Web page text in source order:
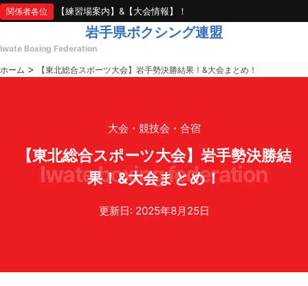
関係者各位 【練習場案内】&【大会情報】！
岩手県ボクシング連盟
Iwate Boxing Federation
ホーム > 【東北総合スポーツ大会】岩手勢決勝結果！&大会まとめ！
iwate boxing federation
大会・競技会・合宿
【東北総合スポーツ大会】岩手勢決勝結
果！&大会まとめ！
更新日: 2025年8月25日